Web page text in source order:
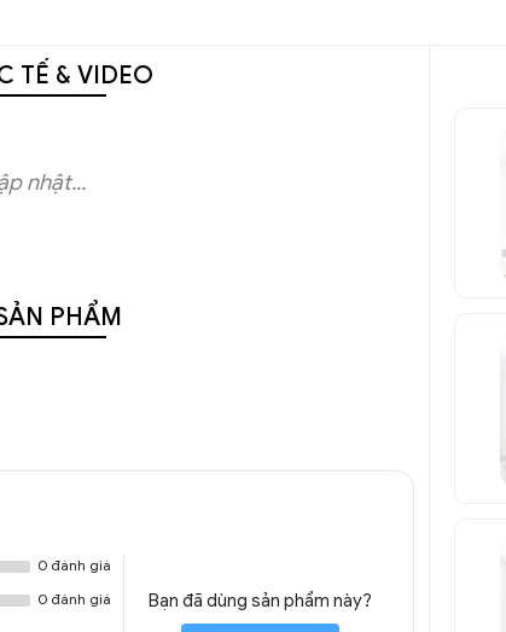
TẾ & VIDEO
nhật...
PHẨM
0 đánh giá
0 đánh giá Bạn đã dùng sản phẩm này?